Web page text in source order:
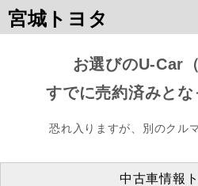
宮城トヨタ
お選びのU-Car
すでに売約済みとな
恐れ入りますが、別のクル
中古車情報